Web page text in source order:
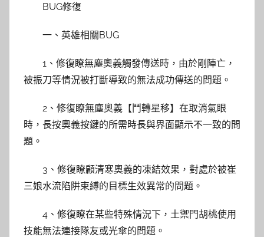
BUG修復
一、英雄相關BUG
1、修復瞭無塵奧義觸發傳送時，由於剛陣亡，
被振刀等情況被打斷導致的無法成功傳送的問題。
2、修復瞭無塵奧義【鬥轉星移】在取消氣眼
時，長按奧義按鍵的所需時長與界面顯示不一致的問
題。
3、修復瞭顧清寒奧義的凍結效果，對處於被崔
三娘水流陷阱束縛的目標生效異常的問題。
4、修復瞭在某些特殊情況下，土禦門胡桃使用
技能無法連接隊友或光傘的問題。